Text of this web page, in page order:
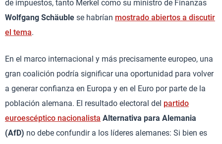
de impuestos, tanto Merkel como su ministro de Finanzas
Wolfgang Schäuble se habrían mostrado abiertos a discutir
el tema.
En el marco internacional y más precisamente europeo, una
gran coalición podría significar una oportunidad para volver
a generar confianza en Europa y en el Euro por parte de la
población alemana. El resultado electoral del partido
euroescéptico nacionalista Alternativa para Alemania
(AfD) no debe confundir a los líderes alemanes: Si bien es